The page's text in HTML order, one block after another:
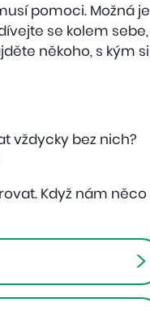
pomoci. Možná je
se kolem sebe,
někoho, s kým si
vždycky bez nich?
Když nám něco